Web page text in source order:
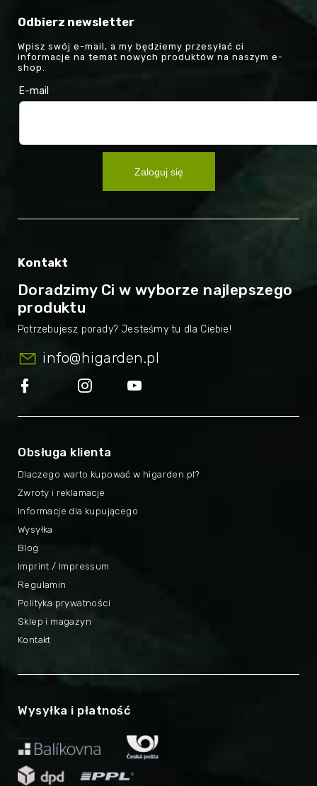
Odbierz newsletter
Wpisz swój e-mail, a my będziemy przesyłać ci
informacje na temat nowych produktów na naszym e-
shop.
E-mail
Zaloguj się
Kontakt
Doradzimy Ci w wyborze najlepszego
produktu
info@higarden.pl
Obsługa klienta
Dlaczego warto kupować w higarden.pl?
Imprint / Impressum
Zwroty i reklamacje
Regulamin
Informacje dla kupującego
Polityka prywatności
Wysyłka
Sklep i magazyn
Blog
Kontakt
Wysyłka i płatność